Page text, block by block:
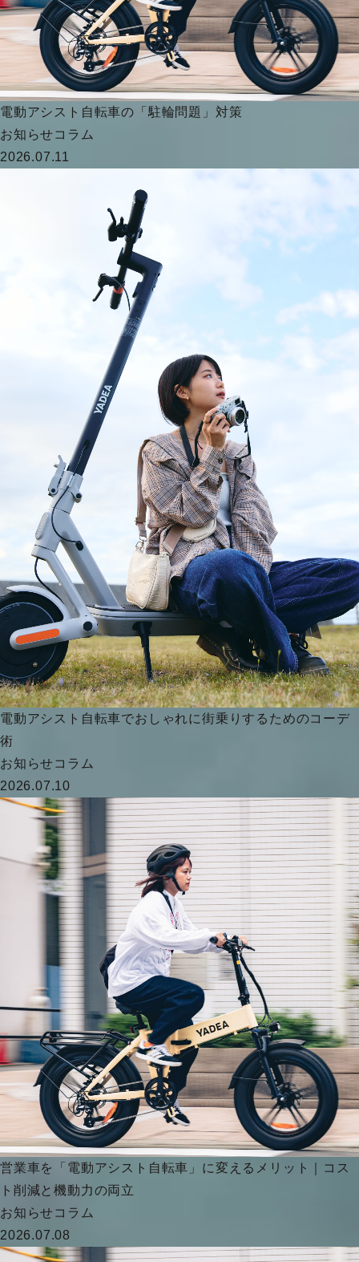
電動アシスト自転車の「駐輪問題」対策
お知らせコラム
2026.07.11
電動アシスト自転車でおしゃれに街乗りするためのコーデ
術
お知らせコラム
2026.07.10
営業車を「電動アシスト自転車」に変えるメリット｜コス
ト削減と機動力の両立
お知らせコラム
2026.07.08